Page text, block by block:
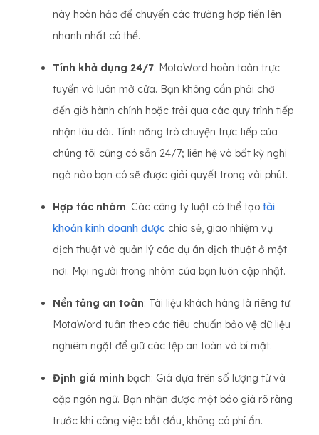
này hoàn hảo để chuyển các trường hợp tiến lên
nhanh nhất có thể.
Tính khả dụng 24/7: MotaWord hoàn toàn trực
tuyến và luôn mở cửa. Bạn không cần phải chờ
đến giờ hành chính hoặc trải qua các quy trình tiếp
nhận lâu dài. Tính năng trò chuyện trực tiếp của
chúng tôi cũng có sẵn 24/7; liên hệ và bất kỳ nghi
ngờ nào bạn có sẽ được giải quyết trong vài phút.
Hợp tác nhóm: Các công ty luật có thể tạo tài
khoản kinh doanh được chia sẻ, giao nhiệm vụ
dịch thuật và quản lý các dự án dịch thuật ở một
nơi. Mọi người trong nhóm của bạn luôn cập nhật.
Nền tảng an toàn: Tài liệu khách hàng là riêng tư.
MotaWord tuân theo các tiêu chuẩn bảo vệ dữ liệu
nghiêm ngặt để giữ các tệp an toàn và bí mật.
Định giá minh bạch: Giá dựa trên số lượng từ và
cặp ngôn ngữ. Bạn nhận được một báo giá rõ ràng
trước khi công việc bắt đầu, không có phí ẩn.